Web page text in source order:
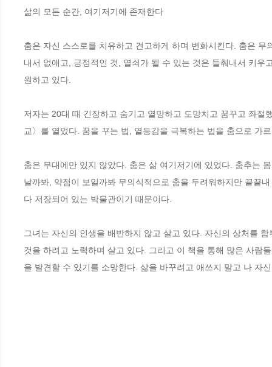
삶의 모든 순간, 여기저기에 존재한다
춤은 자신 스스로를 치유하고 견고하게 하며 변화시킨다. 춤은
내서 없애고, 긍정적인 것, 열쇠가 될 수 있는 것은 들춰내서 키우
원하고 있다.
저자는 20대 때 긴장하고 숨기고 열망하고 도망치고 꿈꾸고 좌
교〉를 열었다. 꿈을 꾸는 법, 열등감을 극복하는 법을 춤으로 가
춤은 무대에만 있지 않았다. 춤은 삶 여기저기에 있었다. 춤추는
날까봐, 약점이 보일까봐 무의식적으로 춤을 두려워하지만 끝끝
다 저장되어 있는 박물관이기 때문이다.
그녀는 자신의 인생을 배반하지 않고 살고 있다. 자신의 상처를
것을 하려고 노력하며 살고 있다. 그리고 이 책을 통해 많은 사람
을 발견할 수 있기를 소망한다. 삶을 바꾸려고 애쓰지 말고 나 자